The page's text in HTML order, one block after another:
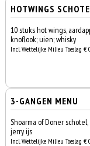
HOTWINGS
10 stuks hot wings,
knoflook; uien; whisky
Incl. Wettelijke Milieu Toeslag €
3-GANGEN MENU
Shoarma of Doner
jerry ijs
Incl. Wettelijke Milieu Toeslag €